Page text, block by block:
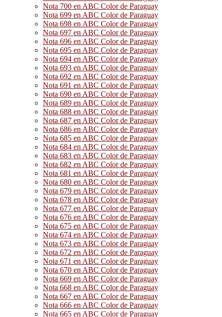
Nota 700 en ABC Color de Paraguay
Nota 699 en ABC Color de Paraguay
Nota 698 en ABC Color de Paraguay
Nota 697 en ABC Color de Paraguay
Nota 696 en ABC Color de Paraguay
Nota 695 en ABC Color de Paraguay
Nota 694 en ABC Color de Paraguay
Nota 693 en ABC Color de Paraguay
Nota 692 en ABC Color de Paraguay
Nota 691 en ABC Color de Paraguay
Nota 690 en ABC Color de Paraguay
Nota 689 en ABC Color de Paraguay
Nota 688 en ABC Color de Paraguay
Nota 687 en ABC Color de Paraguay
Nota 686 en ABC Color de Paraguay
Nota 685 en ABC Color de Paraguay
Nota 684 en ABC Color de Paraguay
Nota 683 en ABC Color de Paraguay
Nota 682 en ABC Color de Paraguay
Nota 681 en ABC Color de Paraguay
Nota 680 en ABC Color de Paraguay
Nota 679 en ABC Color de Paraguay
Nota 678 en ABC Color de Paraguay
Nota 677 en ABC Color de Paraguay
Nota 676 en ABC Color de Paraguay
Nota 675 en ABC Color de Paraguay
Nota 674 en ABC Color de Paraguay
Nota 673 en ABC Color de Paraguay
Nota 672 en ABC Color de Paraguay
Nota 671 en ABC Color de Paraguay
Nota 670 en ABC Color de Paraguay
Nota 669 en ABC Color de Paraguay
Nota 668 en ABC Color de Paraguay
Nota 667 en ABC Color de Paraguay
Nota 666 en ABC Color de Paraguay
Nota 665 en ABC Color de Paraguay